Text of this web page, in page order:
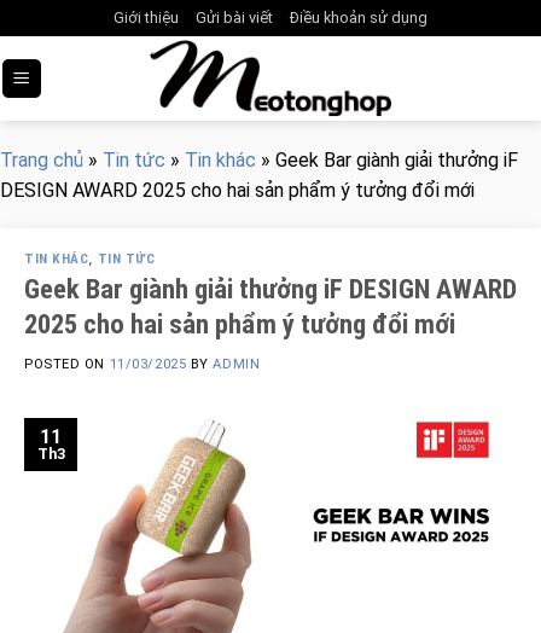
to
content
Giới thiệu Gửi bài viết Điều khoản sử dụng
Trang chủ » Tin tức » Tin khác » Geek Bar giành giải thưởng iF
DESIGN AWARD 2025 cho hai sản phẩm ý tưởng đổi mới
TIN KHÁC, TIN TỨC
Geek Bar giành giải thưởng iF DESIGN AWARD
2025 cho hai sản phẩm ý tưởng đổi mới
POSTED ON 11/03/2025 BYADMIN
11
Th3